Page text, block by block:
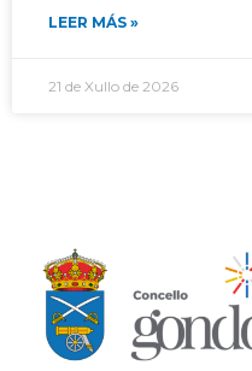
LEER MÁS »
21 de Xullo de 2026